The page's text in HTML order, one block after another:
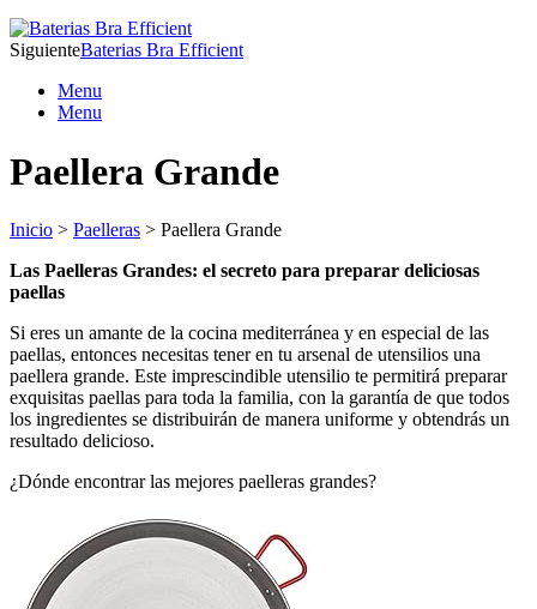
SiguienteBaterias Bra Efficient
Menu
Menu
Paellera Grande
Inicio > Paelleras > Paellera Grande
Las Paelleras Grandes: el secreto para preparar deliciosas
paellas
Si eres un amante de la cocina mediterránea y en especial de las
paellas, entonces necesitas tener en tu arsenal de utensilios una
paellera grande. Este imprescindible utensilio te permitirá preparar
exquisitas paellas para toda la familia, con la garantía de que todos
los ingredientes se distribuirán de manera uniforme y obtendrás un
resultado delicioso.
¿Dónde encontrar las mejores paelleras grandes?